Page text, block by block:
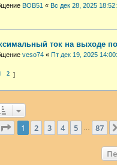
BOB51 « Вс дек 28, 2025
ток на выходе
veso74 « Пт дек 19, 2025
2
Страница из 87
1 2 3 4 5 87